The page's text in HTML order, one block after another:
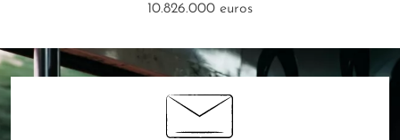
10.826.000 euros